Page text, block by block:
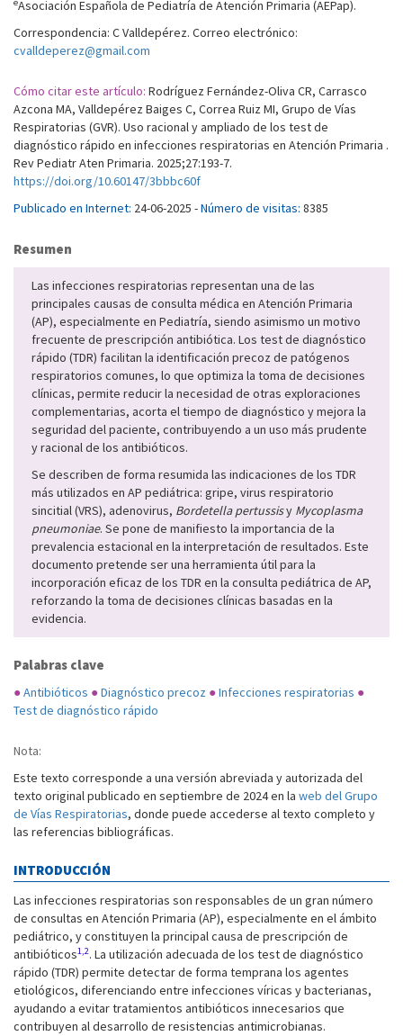
Asociación Española de Pediatría de Atención Primaria (AEPap).
Correspondencia: C Valldepérez. Correo electrónico:
cvalldeperez@gmail.com
Cómo citar este artículo: Rodríguez Fernández-Oliva CR, Carrasco
Azcona MA, Valldepérez Baiges C, Correa Ruiz MI, Grupo de Vías
Respiratorias (GVR). Uso racional y ampliado de los test de
diagnóstico rápido en infecciones respiratorias en Atención Primaria .
Rev Pediatr Aten Primaria. 2025;27:193-7.
https://doi.org/10.60147/3bbbc60f
Publicado en Internet: 24-06-2025 -Número de visitas: 8385
Resumen
Las infecciones respiratorias representan una de las
principales causas de consulta médica en Atención Primaria
(AP), especialmente en Pediatría, siendo asimismo un motivo
frecuente de prescripción antibiótica. Los test de diagnóstico
rápido (TDR) facilitan la identificación precoz de patógenos
respiratorios comunes, lo que optimiza la toma de decisiones
clínicas, permite reducir la necesidad de otras exploraciones
complementarias, acorta el tiempo de diagnóstico y mejora la
seguridad del paciente, contribuyendo a un uso más prudente
y racional de los antibióticos.
Se describen de forma resumida las indicaciones de los TDR
más utilizados en AP pediátrica: gripe, virus respiratorio
sincitial (VRS), adenovirus, Bordetella pertussisy Mycoplasma
pneumoniae. Se pone de manifiesto la importancia de la
prevalencia estacional en la interpretación de resultados. Este
documento pretende ser una herramienta útil para la
incorporación eficaz de los TDR en la consulta pediátrica de AP,
reforzando la toma de decisiones clínicas basadas en la
evidencia.
Palabras clave
●Antibióticos ●Diagnóstico precoz ●Infecciones respiratorias ●
Test de diagnóstico rápido
Nota:
Este texto corresponde a una versión abreviada y autorizada del
texto original publicado en septiembre de 2024 en la web del Grupo
de Vías Respiratorias, donde puede accederse al texto completo y
las referencias bibliográficas.
INTRODUCCIÓN
Las infecciones respiratorias son responsables de un gran número
de consultas en Atención Primaria (AP), especialmente en el ámbito
pediátrico, y constituyen la principal causa de prescripción de
antibióticos1,2. La utilización adecuada de los test de diagnóstico
rápido (TDR) permite detectar de forma temprana los agentes
etiológicos, diferenciando entre infecciones víricas y bacterianas,
ayudando a evitar tratamientos antibióticos innecesarios que
contribuyen al desarrollo de resistencias antimicrobianas.